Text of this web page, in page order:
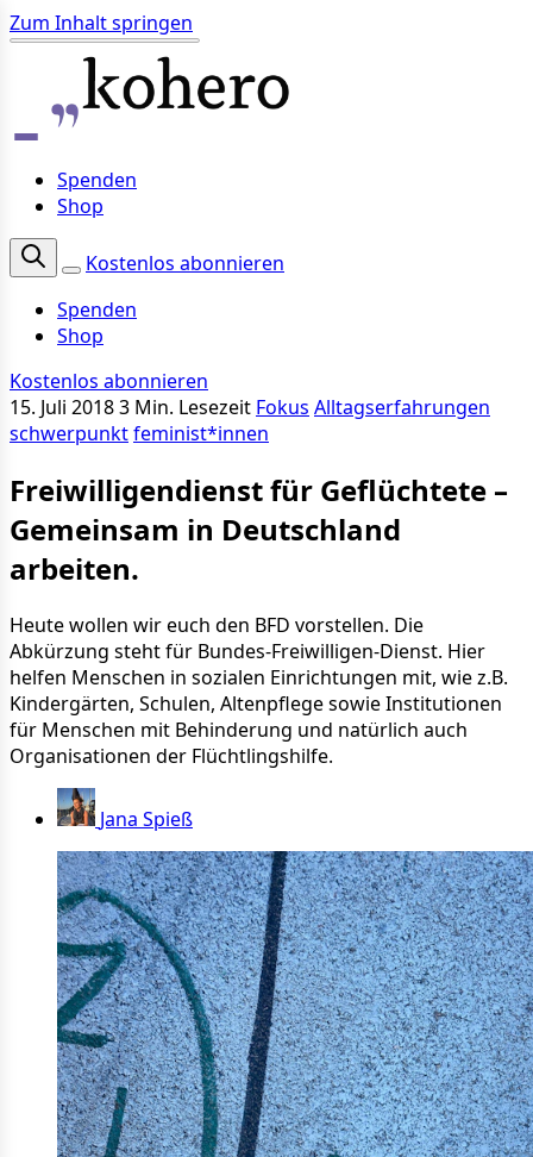
Zum Inhalt springen
Spenden
Shop
Kostenlos abonnieren
Spenden
Shop
Kostenlos abonnieren
15. Juli 20183 Min. Lesezeit Fokus Alltagserfahrungen
schwerpunktfeminist*innen
Freiwilligendienst für Geflüchtete –
Gemeinsam in Deutschland
arbeiten.
Heute wollen wir euch den BFD vorstellen. Die
Abkürzung steht für Bundes-Freiwilligen-Dienst. Hier
helfen Menschen in sozialen Einrichtungen mit, wie z.B.
Kindergärten, Schulen, Altenpflege sowie Institutionen
für Menschen mit Behinderung und natürlich auch
Organisationen der Flüchtlingshilfe.
Jana Spieß